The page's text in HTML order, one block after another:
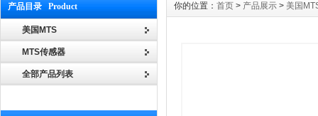
产品目录 Product
美国MTS
MTS传感器
全部产品列表
你的位置： 首页 > 产品展示 > 美国